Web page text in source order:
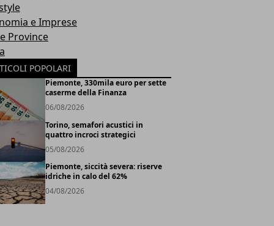
e Imprese
Province
POPOLARI
Piemonte, 330mila euro per sette
caserme della Finanza
06/08/2026
Torino, semafori acustici in
quattro incroci strategici
05/08/2026
Piemonte, siccità severa: riserve
idriche in calo del 62%
04/08/2026